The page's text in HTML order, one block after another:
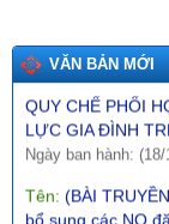
VĂN BẢN MỚI
BỔ SUNG MỘT
QUY CHẾ PHỐI
LỰC GIA ĐÌNH
Ngày ban hành: (18/
Tên: (BÀI
Ngày ban hành: (11/